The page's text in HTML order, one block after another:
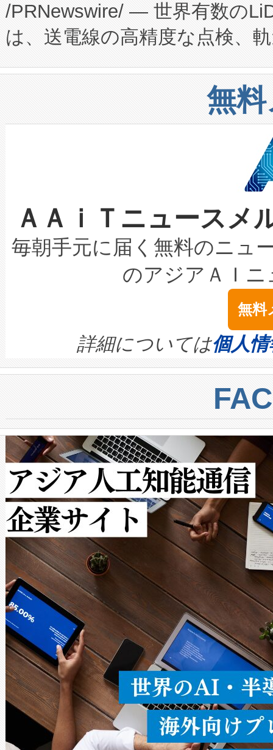
プログラムには、施設設計・
に関する技術移転および知的
構造化トレーニングカリキュ
上げおよび商用化段階におけ
設備整備および立ち上げ調整
加組織は、Enzeneのバイオ
選定された製品について、自
取得できる可能性もあります
設には、3億～4億ドルかか
最高経営責任者（CEO）であ
す。「当社のfully-connected
ームを利用すれば、6,000万
きます。この効率性は、フェ
た。 Voltaiq独自のAI搭載プラ
定、統合、導入、運用に至る
安全性を追跡し、確保する事
増加しているデータセンター
る電力網に大きな負担をかけ
事業者の負担軽減という課題
系統連系を迅速にし、ピーク
限を超えて利用可能な電力容
持できるよう貢献します。こ
ービスレベル契約（SLA）違
テリー性能の劣化によるダウ
念は、現在データセンターが
ます。 Voltaiq provides a
quality and reliability for AI
BESS stack to ensure battery
centers. Voltaiqは、ai&のAI
からシステム統合、試運転、
クルの各段階のデータを監視
[…]
/PRNewswire/ — 世界有数の
は、送電線の高精度な点検、
や穀物倉庫におけるバルク材
リューション「Avia 2」を発
したAvia 2は、1,000メート
狭視野のFOVを切り替えるこ
ケーブル、枝などの細かな対
なレーザースポットにより、
な環境下でも豊かなディテー
キロメートル範囲を検出
LiDAR for Inspections,
は1535 nmレーザーを搭載。
イズの小径化を実現すること
す。ノーマルモードでは、
ートル先まで検出でき、これ
トに対して約600メートルに
では、反射率10％のターゲッ
で向上し、最大検知距離は
ットだけで最大1キロメート
ルの変電所周囲を監視でき、
作業と点群処理を簡素化でき
Avia 2は、2種類のFOVオプシ
× 80°のノーマルモード、長
ードを切り替えて使用するこ
ることなく、単一のデバイス
うにします。遠距離まで届く
密度なスキャ […]
無
ＡＡｉＴニュース
毎朝手元に届く無料のニュ
のアジアＡＩ
無料
詳細については個人